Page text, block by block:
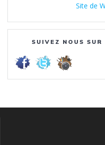
Site de
SUIVEZ NOUS SUR